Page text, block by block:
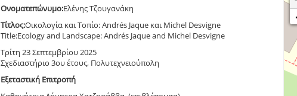
Ονοματεπώνυμο:Ελένης Τζουγανάκη
Τίτλος:Οικολογία και Τοπίο: Andrés Jaque και Michel Desvigne
Title:Ecology and Landscape: Andrés Jaque and Michel Desvigne
Tρίτη 23 Σεπτεμβρίου 2025
Σχεδιαστήριο 3ου έτους, Πολυτεχνειούπολη
Εξεταστική Επιτροπή